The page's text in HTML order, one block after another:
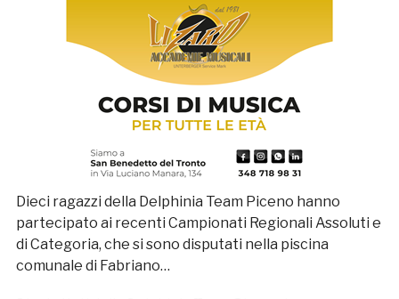
Dieci ragazzi della Delphinia Team Piceno hanno
partecipato ai recenti Campionati Regionali Assoluti e
di Categoria, che si sono disputati nella piscina
comunale di Fabriano…